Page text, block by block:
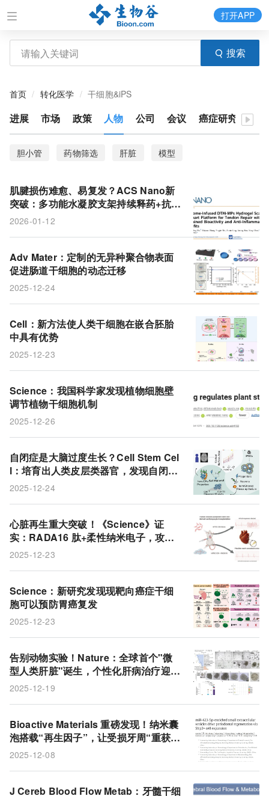
搜索
打开APP
首页 转化医学 干细胞&iPS
进展 市场 政策 人物 公司 会议 癌症研究
胆小管 药物筛选 肝脏 模型
肌腱损伤难愈、易复发？ACS Nano新
突破：多功能水凝胶支架持续释药+抗炎
双效，让损伤肌腱重获新生
2026-01-12
Adv Mater：定制的无异种聚合物表面
促进肠道干细胞的动态迁移
2025-12-24
Cell：新方法使人类干细胞在嵌合胚胎
中具有优势
2025-12-23
Science：我国科学家发现植物细胞壁
调节植物干细胞机制
2025-12-26
自闭症是大脑过度生长？Cell Stem Cel
l：培育出人类皮层类器官，发现自闭症
相关大脑过度生长的关键细胞
2025-12-24
心脏再生重大突破！《Science》证
实：RADA16 肽+柔性纳米电子，攻克
干细胞移植心律失常难题
2025-12-23
Science：新研究发现现靶向癌症干细
胞可以预防胃癌复发
2025-12-23
告别动物实验！Nature：全球首个"微
型人类肝脏"诞生，个性化肝病治疗迎来
革命
2025-12-19
Bioactive Materials 重磅发现！纳米囊
泡搭载“再生因子”，让受损牙周“重获新
生”
2025-12-08
J Cereb Blood Flow Metab：牙髓干细